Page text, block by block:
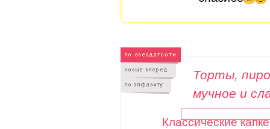
Торты,
мучное и
Классические